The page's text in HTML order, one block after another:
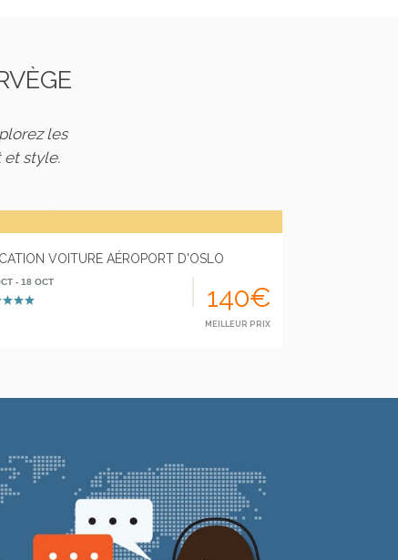
les
et style.
VOITURE AÉROPORT D'OSLO
- 18 OCT 140€
MEILLEUR PRIX